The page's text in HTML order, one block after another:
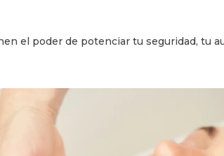
el poder de potenciar tu seguridad, tu